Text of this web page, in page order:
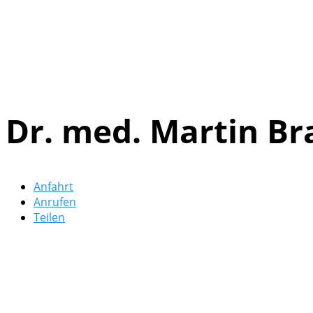
Dr. med. Martin
Anfahrt
Anrufen
Teilen